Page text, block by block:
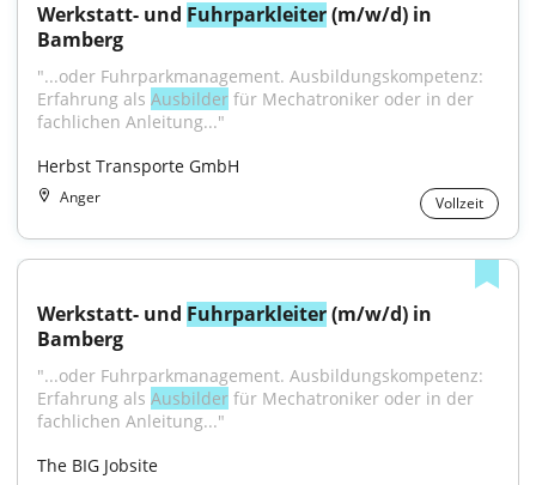
Werkstatt- und Fuhrparkleiter (m/w/d) in
Bamberg
"...oder Fuhrparkmanagement. Ausbildungskompetenz:
Erfahrung als Ausbilder für Mechatroniker oder in der
fachlichen Anleitung..."
Herbst Transporte GmbH
Anger Vollzeit
Werkstatt- und Fuhrparkleiter (m/w/d) in
Bamberg
"...oder Fuhrparkmanagement. Ausbildungskompetenz:
Erfahrung als Ausbilder für Mechatroniker oder in der
fachlichen Anleitung..."
The BIG Jobsite